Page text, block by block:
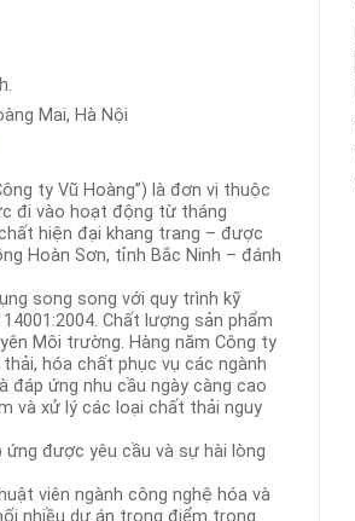
Mai, Hà Nội
ty Vũ Hoàng”) là đơn vị thuộc
đi vào hoạt động từ tháng
hiện đại khang trang – được
Hoàn Sơn, tỉnh Bắc Ninh – đánh
song song với quy trình kỹ
Chất lượng sản phẩm
Môi trường. Hàng năm Công ty
hóa chất phục vụ các ngành
đáp ứng nhu cầu ngày càng cao
và xử lý các loại chất thải nguy
được yêu cầu và sự hài lòng
viên ngành công nghệ hóa và
nhiều dự án trọng điểm trong